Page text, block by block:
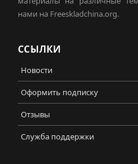
нами на Freeskladchina.org.
ССЫЛКИ
Новости
Оформить подписку
Отзывы
Служба поддержки